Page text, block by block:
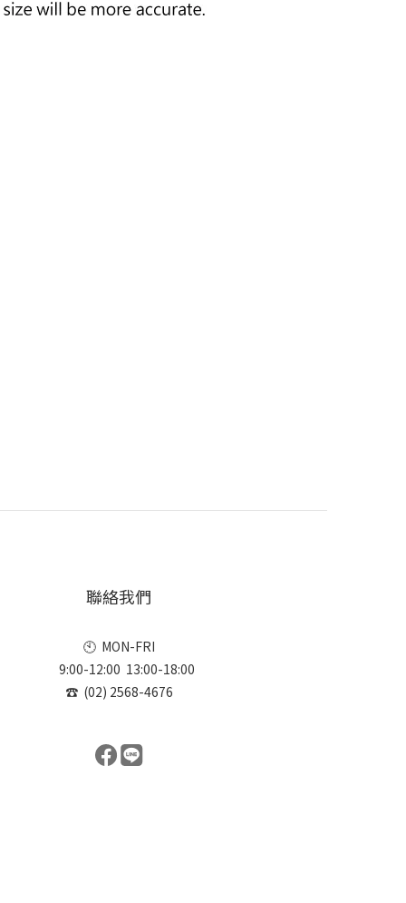
聯絡我們
🕙 MON-FRI
9:00-12:00 13:00-18:00
☎ (02) 2568-4676